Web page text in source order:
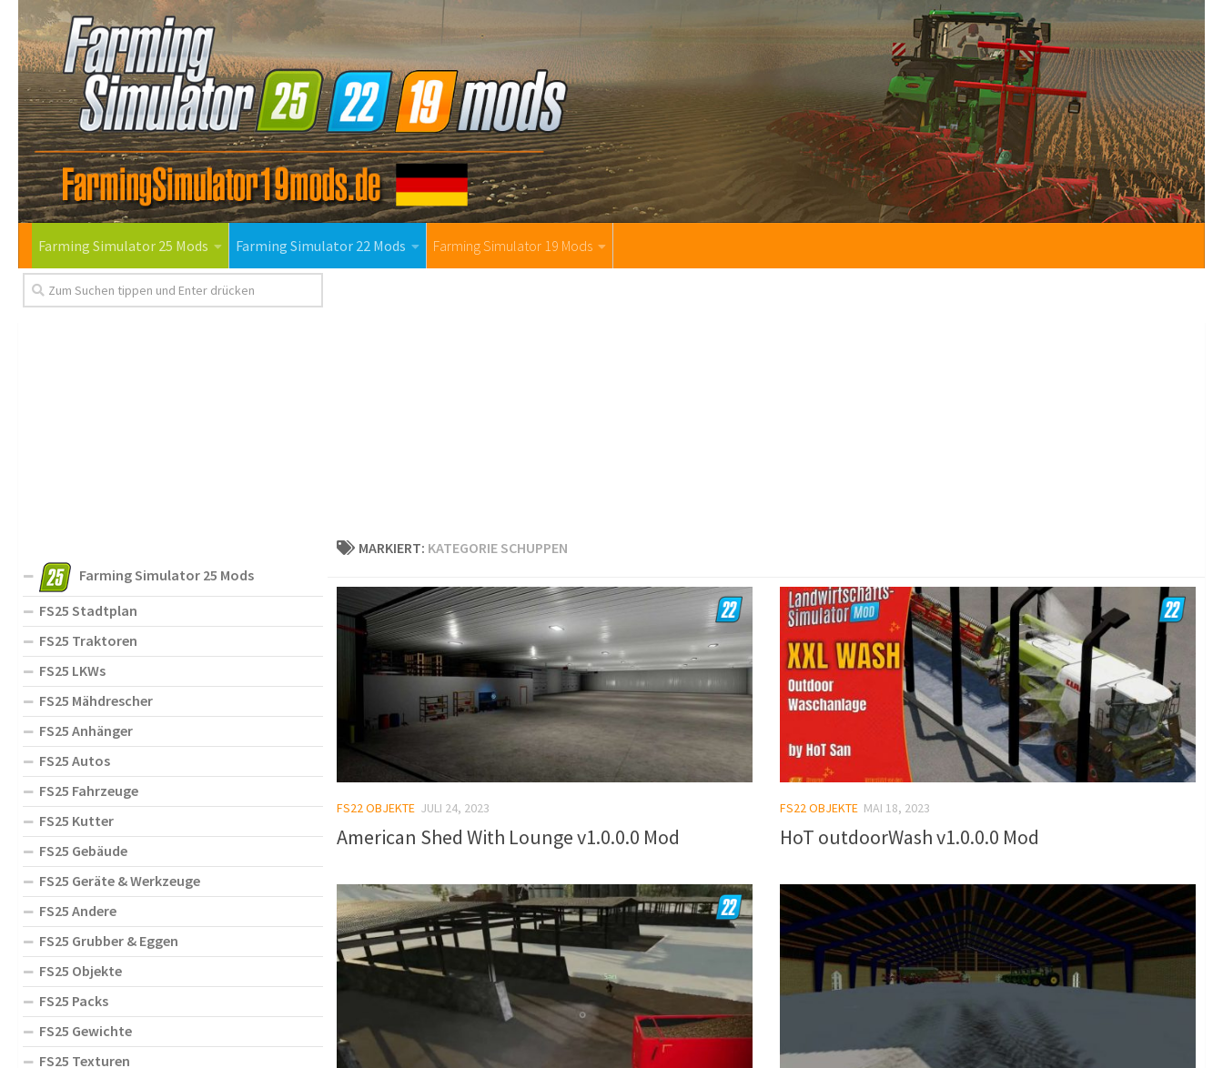
Farming Simulator 25 Mods Farming Simulator 22 Mods Farming Simulator 19 Mods
MARKIERT: KATEGORIE SCHUPPEN
FS22 OBJEKTE JULI 24, 2023
American Shed With Lounge v1.0.0.0 Mod
FS22 OBJEKTE MAI 18, 2023
HoT outdoorWash v1.0.0.0 Mod
Farming Simulator 25 Mods
FS25 Stadtplan
FS25 Traktoren
FS25 LKWs
FS25 Mähdrescher
FS25 Anhänger
FS25 Autos
FS25 Fahrzeuge
FS25 Kutter
FS25 Gebäude
FS25 Geräte & Werkzeuge
FS25 Andere
FS25 Grubber & Eggen
FS25 Objekte
FS25 Packs
FS25 Gewichte
FS25 Texturen